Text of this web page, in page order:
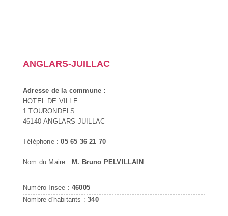
ANGLARS-JUILLAC
Adresse de la commune :
HOTEL DE VILLE
1 TOURONDELS
46140 ANGLARS-JUILLAC
Téléphone :05 65 36 21 70
Nom du Maire : M. Bruno PELVILLAIN
Numéro Insee : 46005
Nombre d'habitants :340